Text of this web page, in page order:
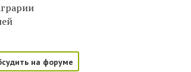
на форуме